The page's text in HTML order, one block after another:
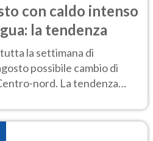
con caldo intenso
la tendenza
la settimana di
possibile cambio di
nord. La tendenza